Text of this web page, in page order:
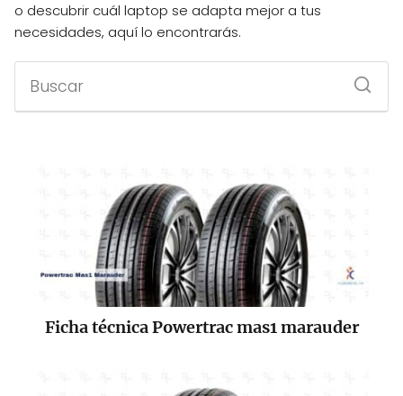
o descubrir cuál laptop se adapta mejor a tus
necesidades, aquí lo encontrarás.
Ficha técnica Powertrac mas1 marauder